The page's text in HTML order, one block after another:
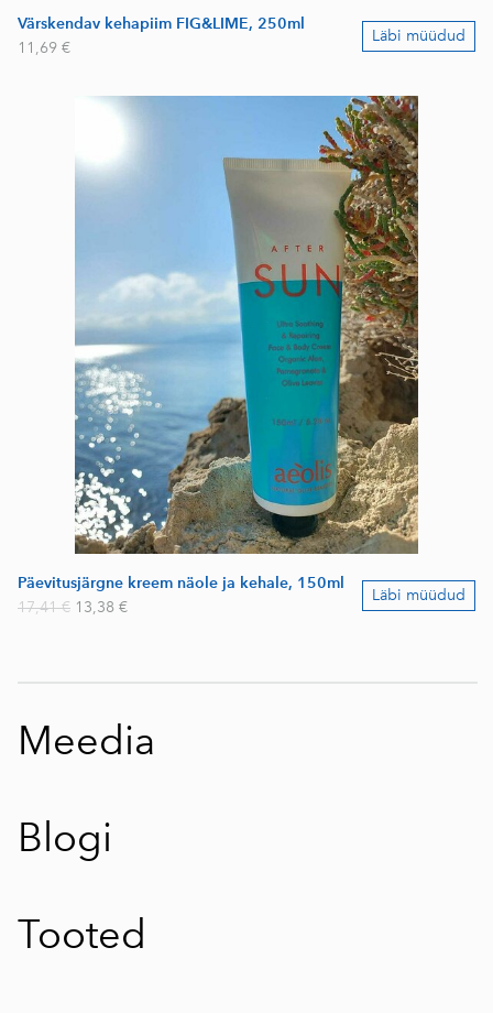
Värskendav kehapiim FIG&LIME, 250ml
11,69 €
Läbi müüdud
Päevitusjärgne kreem näole ja kehale, 150ml
17,41 € 13,38 €
Läbi müüdud
Meedia
Blogi
Tooted